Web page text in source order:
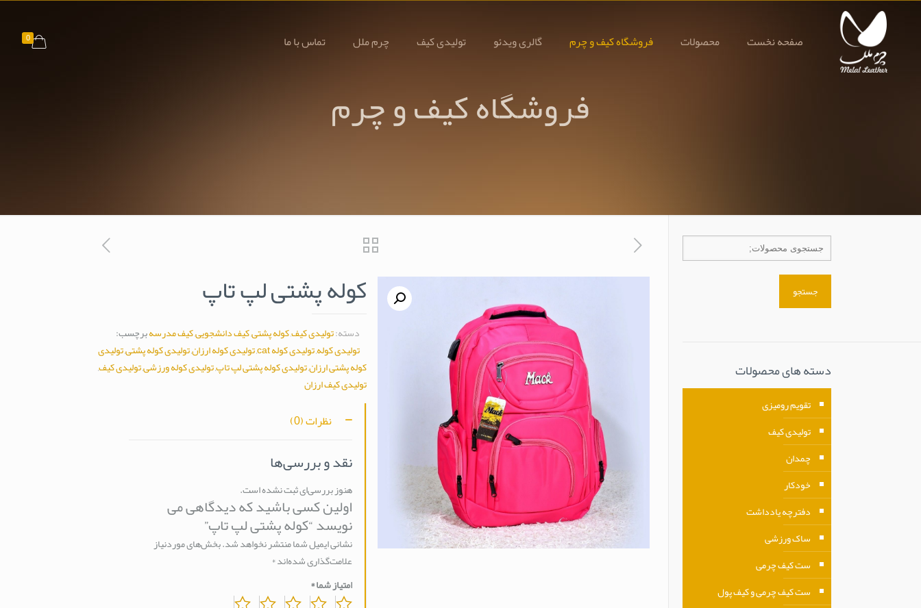
صفحه نخست محصولات فروشگاه کیف و چرم گالری ویدئو تولیدی کیف چرم ملل تماس با ما 0
فروشگاه کیف و چرم
کوله پشتی لپ تاپ
دسته:تولیدی کیف,کوله پشتی,کیف دانشجویی,کیف مدرسهبرچسب:
تولیدی کوله,تولیدی کوله cat ,تولیدی کوله ارزان,تولیدی کوله پشتی,تولیدی
کوله پشتی ارزان,تولیدی کوله پشتی لپ تاپ,تولیدی کوله ورزشی,تولیدی کیف,
تولیدی کیف ارزان
نظرات (0)
نقد و بررسی‌ها
هنوز بررسی‌ای ثبت نشده است.
اولین کسی باشید که دیدگاهی می
نویسد “کوله پشتی لپ تاپ”
نشانی ایمیل شما منتشر نخواهد شد.بخش‌های موردنیاز
علامت‌گذاری شده‌اند*
امتیاز شما*
جستجو
دسته های محصولات
تقویم رومیزی
تولیدی کیف
چمدان
خودکار
دفترچه یادداشت
ساک ورزشی
ست کیف چرمی
ست کیف چرمی و کیف پول